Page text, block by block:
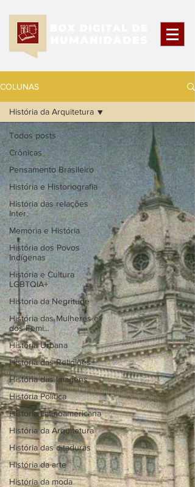
COLUNAS
Todos posts
Crônicas
Pensamento Brasileiro
História e Historiografia
História das relações
Inter.
Memória e História
História dos Povos
Indígenas
História e Cultura
LGBTQIA+
Historia da Negritude
História das Mulheres e
dos Femi...
História Urbana
História das Religiões
História das Imagens
História Política
História Latinoamericana
História da Arquitetura
História das ditaduras
História da arte
História da moda
História da Arquitetura